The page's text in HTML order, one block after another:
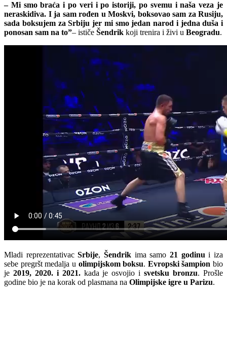
– Mi smo braća i po veri i po istoriji, po svemu i naša veza je
neraskidiva. I ja sam rođen u Moskvi, boksovao sam za Rusiju,
sada boksujem za Srbiju jer mi smo jedan narod i jedna duša i
ponosan sam na to”– ističe Šendrik koji trenira i živi u Beogradu.
Mladi reprezentativacSrbije,Šendrik ima samo21 godinu i iza
sebe pregršt medalja u olimpijskom boksu. Evropski šampion bio
je 2019, 2020. i 2021.kada je osvojio isvetsku bronzu. Prošle
godine bio je na korak od plasmana na Olimpijske igre u Parizu.